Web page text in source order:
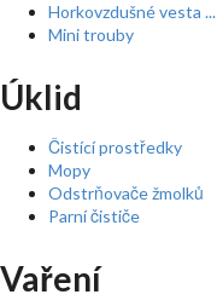
Horkovzdušné vesta ...
Mini trouby
Úklid
Čistící prostředky
Mopy
Odstrňovače žmolků
Parní čističe
Vaření